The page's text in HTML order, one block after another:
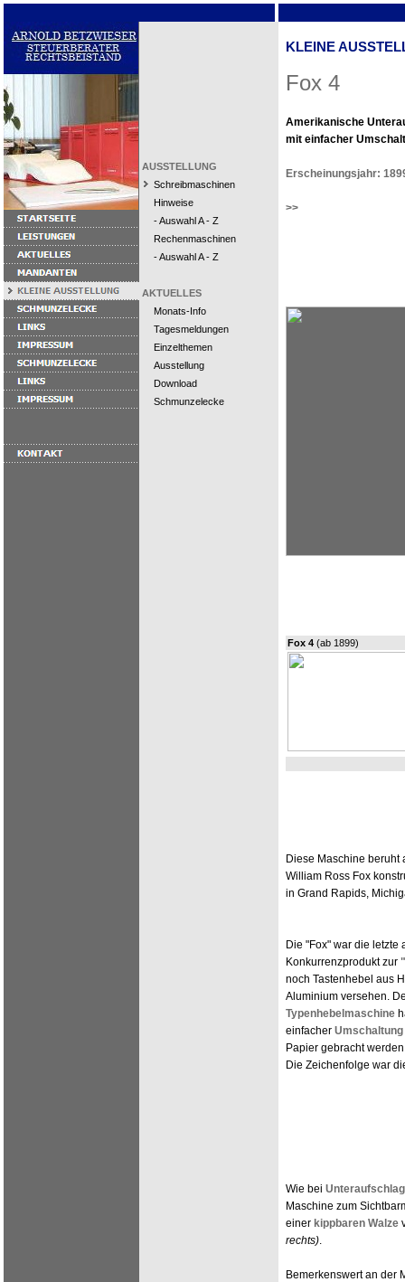
AUSSTELLUNG
Schreibmaschinen
Hinweise
- Auswahl A - Z
Rechenmaschinen
- Auswahl A - Z
AKTUELLES
Monats-Info
Tagesmeldungen
Einzelthemen
Ausstellung
Download
Schmunzelecke
KLEINE
Fox 4
Amerikanische
mit einfacher
Erscheinungsjahr:
>>
Fox 4 (ab 1899)
Diese Maschine beruht
William Ross Fox
in Grand Rapids,
Die "Fox" war die
Konkurrenzprodukt zur
noch Tastenhebel aus
Aluminium versehen.
Typenhebelmaschine
einfacher Umschaltung
Papier gebracht
Die Zeichenfolge war
Wie bei
Maschine zum
einer kippbaren Walze
rechts).
Bemerkenswert an der